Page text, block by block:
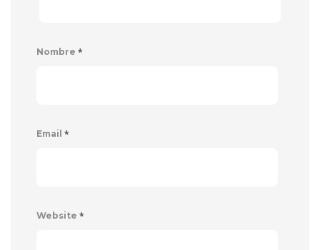
Nombre *
Email *
Website *